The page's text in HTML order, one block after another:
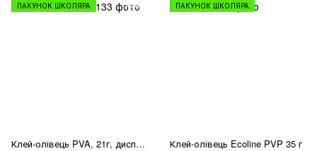
ПАКУНОК ШКОЛЯРА
Клей-олівець PVA, 21г, дисплей Axent
ПАКУНОК ШКОЛЯРА
Клей-олівець Ecoline PVP 35 г